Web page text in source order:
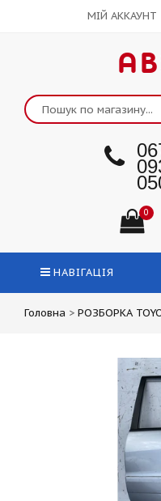
МІЙ АККАУНТ
0
НАВІГАЦІЯ
Головна > РОЗБОРКА